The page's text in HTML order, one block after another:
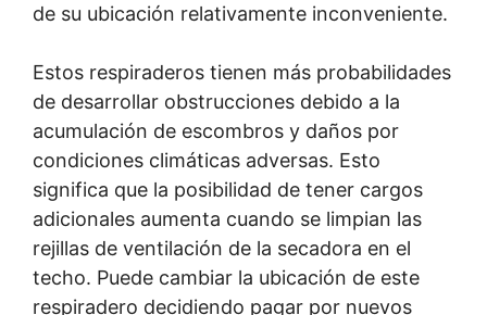
de su ubicación relativamente inconveniente.
Estos respiraderos tienen más probabilidades
de desarrollar obstrucciones debido a la
acumulación de escombros y daños por
condiciones climáticas adversas. Esto
significa que la posibilidad de tener cargos
adicionales aumenta cuando se limpian las
rejillas de ventilación de la secadora en el
techo. Puede cambiar la ubicación de este
respiradero decidiendo pagar por nuevos